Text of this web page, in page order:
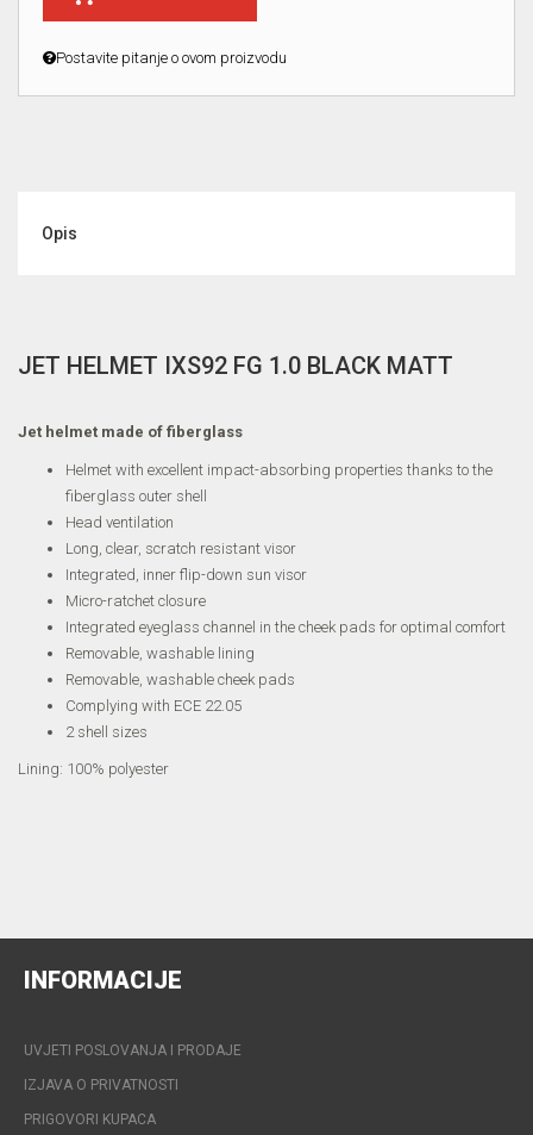
Postavite pitanje o ovom proizvodu
Opis
JET HELMET IXS92 FG 1.0 BLACK MATT
Jet helmet made of fiberglass
Helmet with excellent impact-absorbing properties thanks to the
fiberglass outer shell
Head ventilation
Long, clear, scratch resistant visor
Integrated, inner flip-down sun visor
Micro-ratchet closure
Integrated eyeglass channel in the cheek pads for optimal comfort
Removable, washable lining
Removable, washable cheek pads
Complying with ECE 22.05
2 shell sizes
Lining: 100% polyester
INFORMACIJE
UVJETI POSLOVANJA I PRODAJE
IZJAVA O PRIVATNOSTI
PRIGOVORI KUPACA